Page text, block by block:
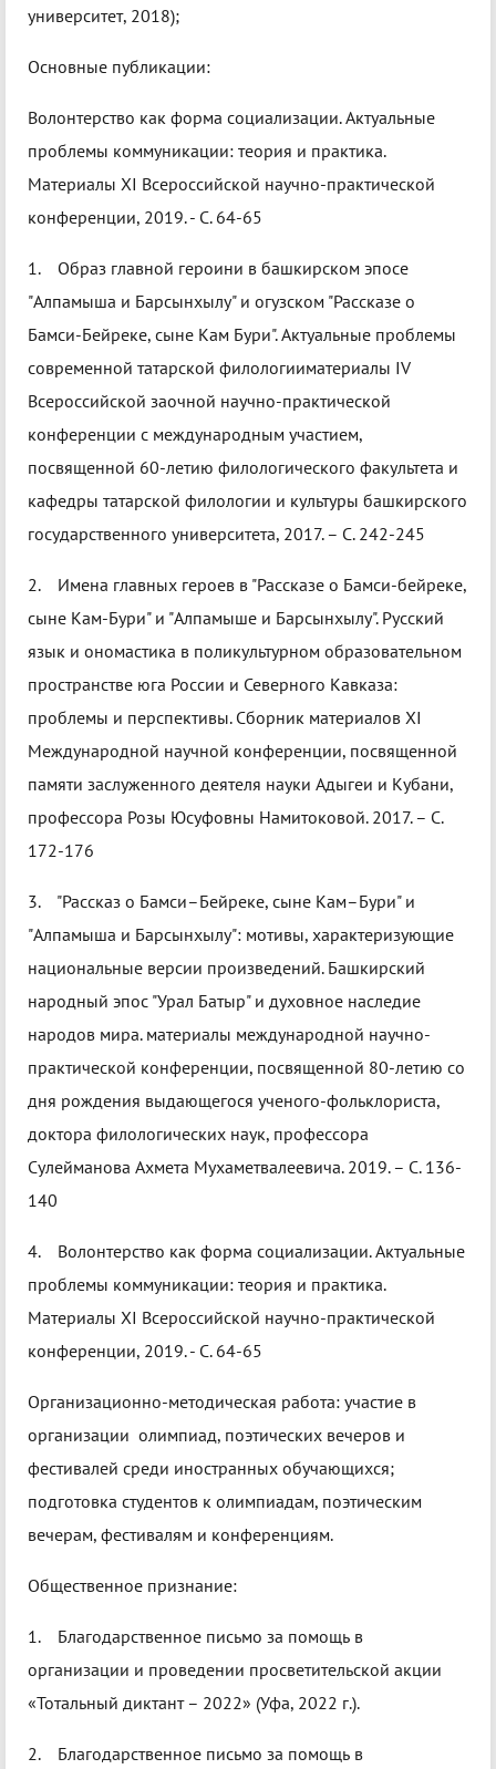
университет, 2018);
Основные публикации:
Волонтерство как форма социализации. Актуальные
проблемы коммуникации: теория и практика.
Материалы XI Всероссийской научно-практической
конференции, 2019. - С. 64-65
1. Образ главной героини в башкирском эпосе
"Алпамыша и Барсынхылу" и огузском "Рассказе о
Бамси-Бейреке, сыне Кам Бури". Актуальные проблемы
современной татарской филологииматериалы IV
Всероссийской заочной научно-практической
конференции с международным участием,
посвященной 60-летию филологического факультета и
кафедры татарской филологии и культуры башкирского
государственного университета, 2017. – С. 242-245
2. Имена главных героев в "Рассказе о Бамси-бейреке,
сыне Кам-Бури" и "Алпамыше и Барсынхылу". Русский
язык и ономастика в поликультурном образовательном
пространстве юга России и Северного Кавказа:
проблемы и перспективы. Сборник материалов XI
Международной научной конференции, посвященной
памяти заслуженного деятеля науки Адыгеи и Кубани,
профессора Розы Юсуфовны Намитоковой. 2017. – С.
172-176
3. "Рассказ о Бамси–Бейреке, сыне Кам–Бури" и
"Алпамыша и Барсынхылу": мотивы, характеризующие
национальные версии произведений. Башкирский
народный эпос "Урал Батыр" и духовное наследие
народов мира. материалы международной научно-
практической конференции, посвященной 80-летию со
дня рождения выдающегося ученого-фольклориста,
доктора филологических наук, профессора
Сулейманова Ахмета Мухаметвалеевича. 2019. – С. 136-
140
4. Волонтерство как форма социализации. Актуальные
проблемы коммуникации: теория и практика.
Материалы XI Всероссийской научно-практической
конференции, 2019. - С. 64-65
Организационно-методическая работа: участие в
организации олимпиад, поэтических вечеров и
фестивалей среди иностранных обучающихся;
подготовка студентов к олимпиадам, поэтическим
вечерам, фестивалям и конференциям.
Общественное признание:
1. Благодарственное письмо за помощь в
организации и проведении просветительской акции
«Тотальный диктант – 2022» (Уфа, 2022 г.).
2. Благодарственное письмо за помощь в